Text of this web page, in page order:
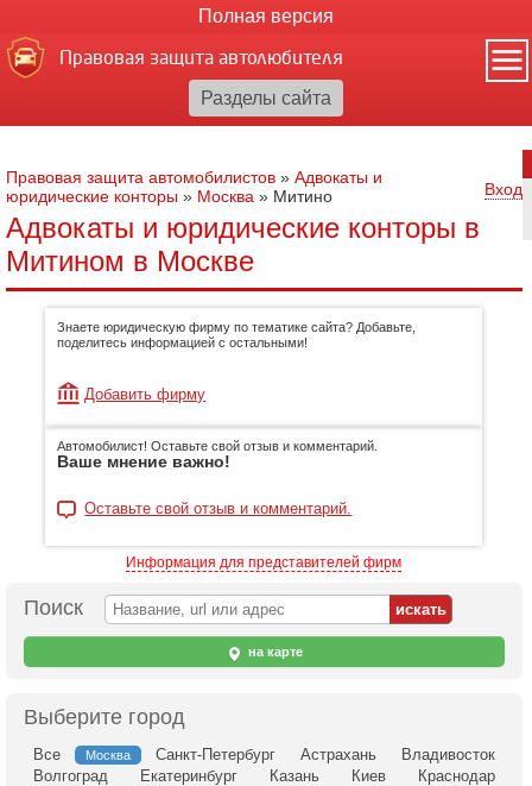
Полная версия
Правовая защита автолюбителя
Правовая защита автомобилистов » Адвокаты и
юридические конторы » Москва » Митино Вход
Адвокаты и юридические конторы в
Митином в Москве
Знаете юридическую фирму по тематике сайта? Добавьте,
поделитесь информацией с остальными!
Добавить фирму
Автомобилист! Оставьте свой отзыв и комментарий.
Ваше мнение важно!
Оставьте свой отзыв и комментарий.
Информация для представителей фирм
Поиск
на карте
Выберите город
Все Москва Санкт-Петербург Астрахань
Владивосток
Волгоград
Екатеринбург Казань Киев
Краснодар